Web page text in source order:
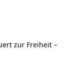
zur Freiheit –